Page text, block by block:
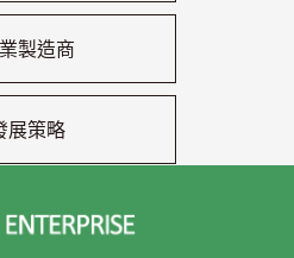
製造商
展策略